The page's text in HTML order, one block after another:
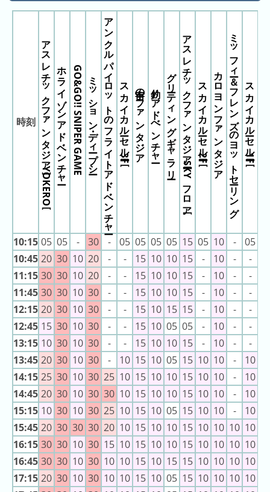
月
ン
キ
ン
今
年
の
ラ
ン
ン
去
年
の
ラ
ン
キ
ン
グ
混
雑
ラ
ン
キ
ン
グ
今
日
の
ラ
ン
キ
ン
19:00
19:05
19:10
19:15 ホライゾンアドベ
ンチャー
19:20
ホライゾンアドベ
ンチャー
19:25 ホライゾンアドベ
ンチャー
19:30 ホライゾンアドベ
ンチャー
19:35 ホライゾンアドベ
ンチャー
19:40
ホライゾンアドベ
19:45
19:50
19:55ホライゾンアドベ
ンチャー
20:00ホライゾンアドベ
ンチャー
20:05ホライゾンアドベ
ンチャー
20:10ホライゾンアドベ
ンチャー
ホライゾンアドベ
ンチャー
ホライゾンアドベ
ンチャー
ホライゾンアドベ
ンチャー
20:30 ホライゾンアドベ
ンチャー
20:35 ホライゾンアドベ
ンチャー
時刻 アスレチックファンタジア［YOKERO］ホライゾンアドベンチャーGO&GO!! SNIPER GAMEミッション・ディープシーアンクルパイロットのフライトアドベンチャースカイカルーセル［3F］宇宙のファンタジア釣りアドべンチャーグリーティングギャラリーアスレチックファンタジア［SKYフロア］スカイカルーセル［2F］カロヨンファンタジアミッフィー＆フレンズのヨットセーリングスカイカルーセル［1F］
10:15 05 05 - 30 - 05 05 05 05 15 05 10 - 05
10:45 20 30 10 20 - - 15 10 10 15 - 10 - -
11:15 30 30 10 20 - - 15 10 10 15 - 10 - -
11:45 30 30 10 30 - - 15 10 10 15 - 10 - -
12:15 20 30 10 30 - - 15 10 15 15 - 10 - -
12:45 15 30 10 30 - - 15 10 05 05 - 10 - -
13:15 10 30 10 30 - - 15 10 10 15 - 10 - -
13:45 20 30 10 30 - 10 15 10 05 15 10 10 - 10
14:15 25 30 10 30 25 10 15 10 10 15 10 10 - 10
14:45 20 30 10 30 30 10 15 10 10 15 10 10 - 10
15:15 10 30 10 30 25 10 15 10 05 15 10 10 - 10
15:45 20 30 30 30 20 10 15 10 10 15 10 10 10 10
16:15 30 30 10 30 15 10 15 10 10 15 10 10 10 10
16:45 30 30 10 30 10 10 15 10 15 15 10 10 10 10
17:15 20 30 10 30 10 10 15 10 05 15 10 10 10 10